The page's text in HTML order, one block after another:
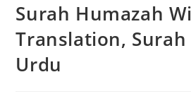
Surah Humazah
Translation, Surah
Urdu